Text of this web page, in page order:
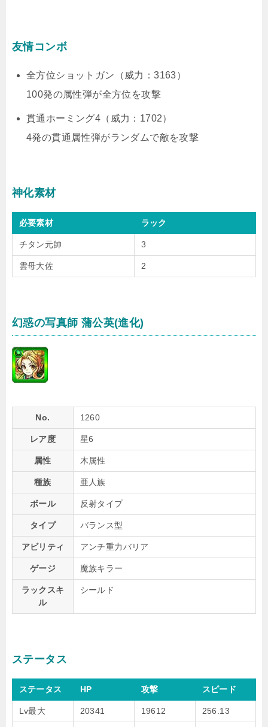
友情コンボ
全方位ショットガン（威力：3163）
100発の属性弾が全方位を攻撃
貫通ホーミング4（威力：1702）
4発の貫通属性弾がランダムで敵を攻撃
神化素材
必要素材 ラック
チタン元帥 3
雲母大佐 2
幻惑の写真師 蒲公英(進化)
No. 1260
レア度 星6
属性 木属性
種族 亜人族
ボール 反射タイプ
タイプ バランス型
アビリティ アンチ重力バリア
ゲージ 魔族キラー
ラックスキ
ル
シールド
ステータス
ステータス HP 攻撃 スピード
Lv最大 20341 19612 256.13